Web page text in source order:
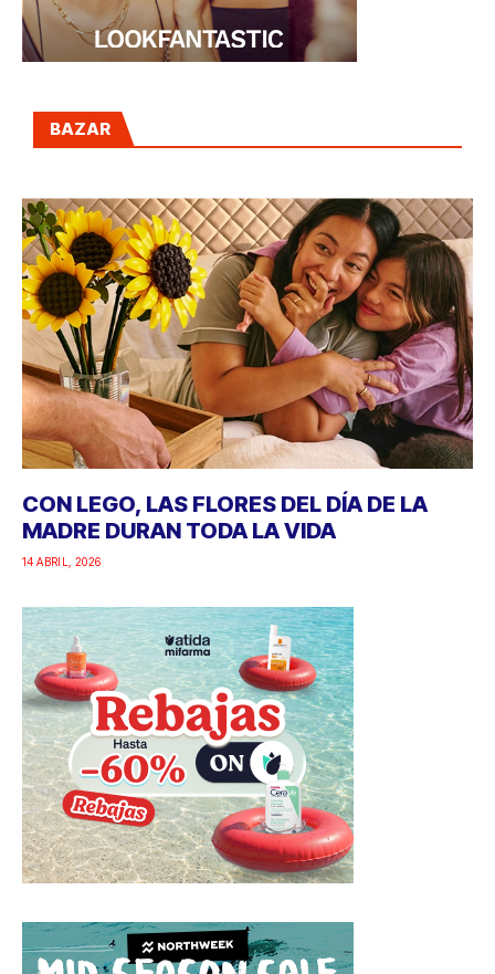
BAZAR
CON LEGO, LAS FLORES DEL DÍA DE LA
MADRE DURAN TODA LA VIDA
14 ABRIL, 2026